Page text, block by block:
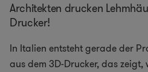
Architekten drucken
Drucker!
In Italien entsteht gerade der
aus dem 3D-Drucker, das